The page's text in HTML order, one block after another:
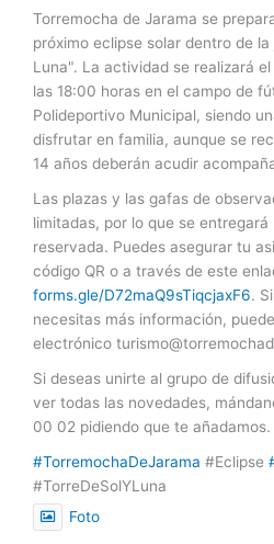
Torremocha de Jarama se
próximo eclipse solar dentro de
Luna". La actividad se realizará
las 18:00 horas en el campo de
Polideportivo Municipal, siendo
disfrutar en familia, aunque se
14 años deberán acudir
Las plazas y las gafas de
limitadas, por lo que se
reservada. Puedes asegurar tu
código QR o a través de este
forms.gle/D72maQ9sTiqcjaxF6.
necesitas más información,
electrónico
Si deseas unirte al grupo de
ver todas las novedades,
00 02 pidiendo que te añadamos.
#TorremochaDeJarama #Eclipse
#TorreDeSolYLuna
Foto